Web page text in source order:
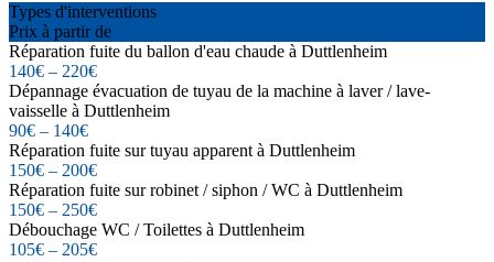
Types d'interventions
Prix à partir de
Réparation fuite du ballon d'eau chaude à Duttlenheim
140€ – 220€
Dépannage évacuation de tuyau de la machine à laver / lave-
vaisselle à Duttlenheim
90€ – 140€
Réparation fuite sur tuyau apparent à Duttlenheim
150€ – 200€
Réparation fuite sur robinet / siphon / WC à Duttlenheim
150€ – 250€
Débouchage WC / Toilettes à Duttlenheim
105€ – 205€